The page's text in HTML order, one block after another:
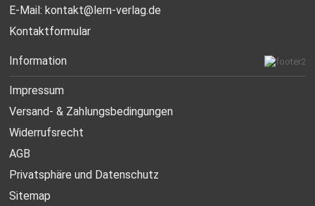
E-Mail:kontakt@lern-verlag.de
Kontaktformular
Information
Impressum
Versand- & Zahlungsbedingungen
Widerrufsrecht
AGB
Privatsphäre und Datenschutz
Sitemap